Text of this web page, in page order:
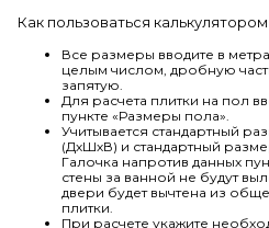
Как пользоваться
Все размеры вводите в
целым числом, дробную
запятую.
Для расчета плитки на пол
пункте «Размеры пола».
Учитывается стандартный
(ДхШхВ) и стандартный
Галочка напротив данных
стены за ванной не будут
двери будет вычтена из
плитки.
При расчете укажите